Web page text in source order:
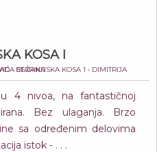
KOSA I
KOSA 1 • DIMITRIJA GEORGIJEVIĆA STARIKA
4 nivoa, na fantastičnoj
Bez ulaganja. Brzo
sa određenim delovima
istok - . . .